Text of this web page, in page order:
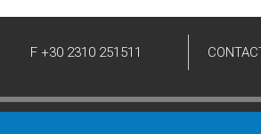
F +30 2310 251511